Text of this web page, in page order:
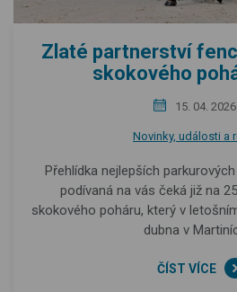
Zlaté partnerství
skokového
15. 04. 2026
Novinky, události a
Přehlídka nejlepších
podívaná na vás čeká již na
skokového poháru, který v
dubna v
ČÍST VÍCE